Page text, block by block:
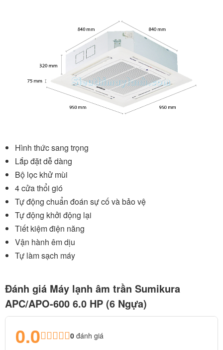
Hình thức sang trọng
Lắp đặt dễ dàng
Bộ lọc khử mùi
4 cửa thổi gió
Tự động chuẩn đoán sự cố và bảo vệ
Tự động khởi động lại
Tiết kiệm điện năng
Vận hành êm dịu
Tự làm sạch máy
Đánh giá Máy lạnh âm trần Sumikura
APC/APO-600 6.0 HP (6 Ngựa)
0.0 0 đánh giá